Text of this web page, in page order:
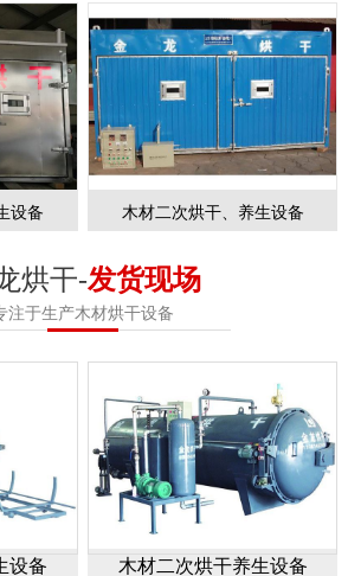
设备 木材二次烘干、养生设备
烘干-发货现场
注于生产木材烘干设备
设备 木材二次烘干养生设备